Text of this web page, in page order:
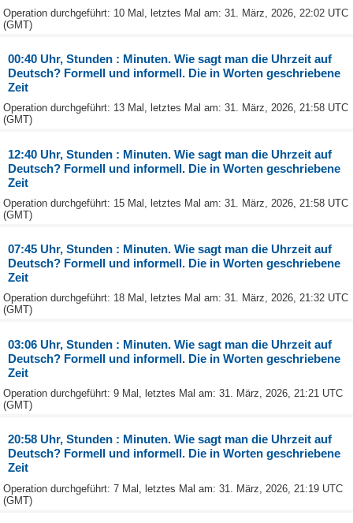
Operation durchgeführt: 10 Mal, letztes Mal am: 31. März, 2026, 22:02 UTC
(GMT)
00:40 Uhr, Stunden : Minuten. Wie sagt man die Uhrzeit auf
Deutsch? Formell und informell. Die in Worten geschriebene
Zeit
Operation durchgeführt: 13 Mal, letztes Mal am: 31. März, 2026, 21:58 UTC
(GMT)
12:40 Uhr, Stunden : Minuten. Wie sagt man die Uhrzeit auf
Deutsch? Formell und informell. Die in Worten geschriebene
Zeit
Operation durchgeführt: 15 Mal, letztes Mal am: 31. März, 2026, 21:58 UTC
(GMT)
07:45 Uhr, Stunden : Minuten. Wie sagt man die Uhrzeit auf
Deutsch? Formell und informell. Die in Worten geschriebene
Zeit
Operation durchgeführt: 18 Mal, letztes Mal am: 31. März, 2026, 21:32 UTC
(GMT)
03:06 Uhr, Stunden : Minuten. Wie sagt man die Uhrzeit auf
Deutsch? Formell und informell. Die in Worten geschriebene
Zeit
Operation durchgeführt: 9 Mal, letztes Mal am: 31. März, 2026, 21:21 UTC
(GMT)
20:58 Uhr, Stunden : Minuten. Wie sagt man die Uhrzeit auf
Deutsch? Formell und informell. Die in Worten geschriebene
Zeit
Operation durchgeführt: 7 Mal, letztes Mal am: 31. März, 2026, 21:19 UTC
(GMT)